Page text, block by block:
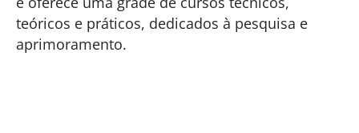
teóricos e práticos, dedicados à pesquisa e
aprimoramento.